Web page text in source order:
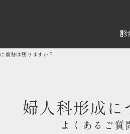
診
傷跡は残りますか？
婦人科形成に
よくあるご質